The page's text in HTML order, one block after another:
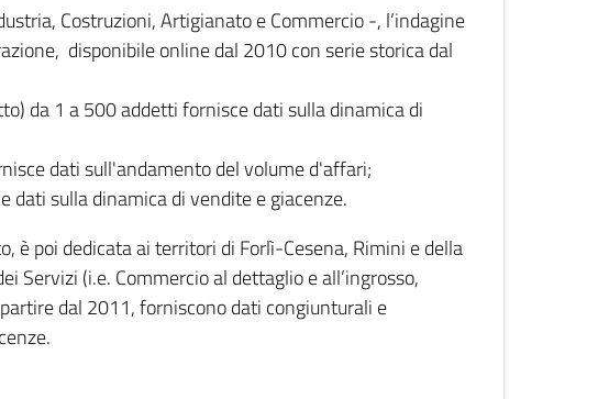
Costruzioni, Artigianato e Commercio -, l’indagine
disponibile online dal 2010 con serie storica dal
da 1 a 500 addetti fornisce dati sulla dinamica di
dati sull'andamento del volume d'affari;
sulla dinamica di vendite e giacenze.
è poi dedicata ai territori di Forlì-Cesena, Rimini e della
Servizi (i.e. Commercio al dettaglio e all’ingrosso,
dal 2011, forniscono dati congiunturali e